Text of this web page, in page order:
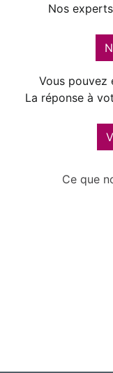
Nos
Vous pouvez
La réponse à
Ce que